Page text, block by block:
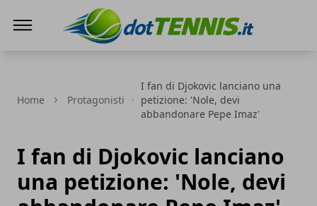
Home Protagonisti
I fan di Djokovic lanciano una
petizione: 'Nole, devi
abbandonare Pepe Imaz'
I fan di Djokovic lanciano
una petizione: 'Nole, devi